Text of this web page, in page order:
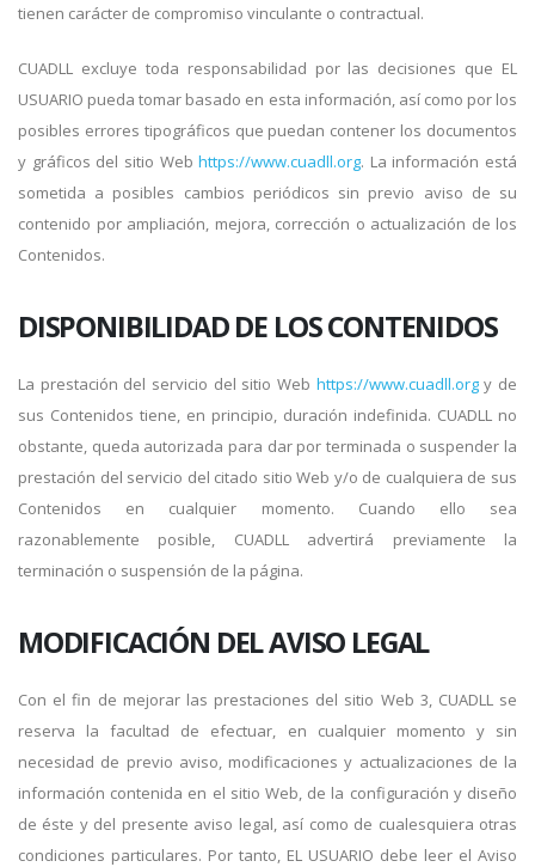
tienen carácter de compromiso vinculante o contractual.
CUADLL excluye toda responsabilidad por las decisiones que EL
USUARIO pueda tomar basado en esta información, así como por los
posibles errores tipográficos que puedan contener los documentos
y gráficos del sitio Webhttps://www.cuadll.org. La información está
sometida a posibles cambios periódicos sin previo aviso de su
contenido por ampliación, mejora, corrección o actualización de los
Contenidos.
DISPONIBILIDAD DE LOS CONTENIDOS
La prestación del servicio del sitio Web https://www.cuadll.orgy de
sus Contenidos tiene, en principio, duración indefinida. CUADLL no
obstante, queda autorizada para dar por terminada o suspender la
prestación del servicio del citado sitio Web y/o de cualquiera de sus
Contenidos en cualquier momento. Cuando ello sea
razonablemente posible, CUADLL advertirá previamente la
terminación o suspensión de la página.
MODIFICACIÓN DEL AVISO LEGAL
Con el fin de mejorar las prestaciones del sitio Web 3, CUADLL se
reserva la facultad de efectuar, en cualquier momento y sin
necesidad de previo aviso, modificaciones y actualizaciones de la
información contenida en el sitio Web, de la configuración y diseño
de éste y del presente aviso legal, así como de cualesquiera otras
condiciones particulares. Por tanto, EL USUARIO debe leer el Aviso